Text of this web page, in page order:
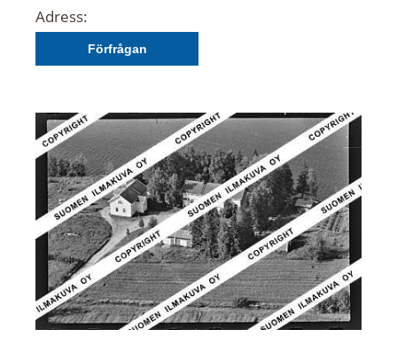
Adress:
Förfrågan